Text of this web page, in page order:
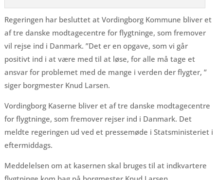
Regeringen har besluttet at Vordingborg Kommune bliver et
af tre danske modtagecentre for flygtninge, som fremover
vil rejse ind i Danmark. ”Det er en opgave, som vi går
positivt ind i at være med til at løse, for alle må tage et
ansvar for problemet med de mange i verden der flygter, ”
siger borgmester Knud Larsen.
Vordingborg Kaserne bliver et af tre danske modtagecentre
for flygtninge, som fremover rejser ind i Danmark. Det
meldte regeringen ud ved et pressemøde i Statsministeriet i
eftermiddags.
Meddelelsen om at kasernen skal bruges til at indkvartere